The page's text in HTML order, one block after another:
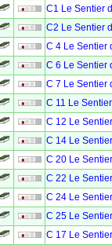
C1 Le Sentier
C2 Le Sentier
C 4 Le Sentier
C 6 Le Sentier
C 7 Le Sentier
C 11 Le
C 12 Le
C 14 Le
C 20 Le
C 22 Le
C 24 Le
C 25 Le
C 17 Le